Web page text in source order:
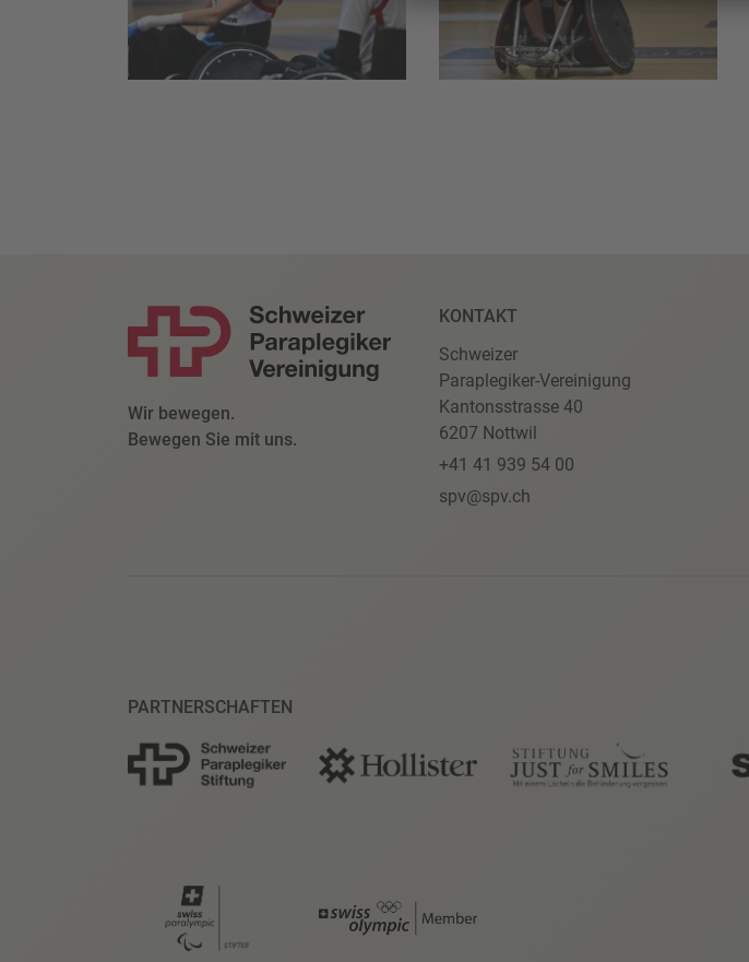
Wir bewegen.
Bewegen Sie mit uns.
KONTAKT
Schweizer
Paraplegiker-Vereinigung
Kantonsstrasse 40
6207 Nottwil
+41 41 939 54 00
spv@spv.ch
PARTNERSCHAFTEN